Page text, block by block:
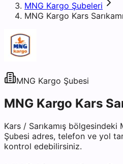
MNG Kargo Şubeleri
MNG Kargo Kars
MNG Kargo Şubesi
MNG Kargo Kars
Kars / Sarıkamış bölgesindeki
Şubesi adres, telefon ve yol
kontrol edebilirsiniz.